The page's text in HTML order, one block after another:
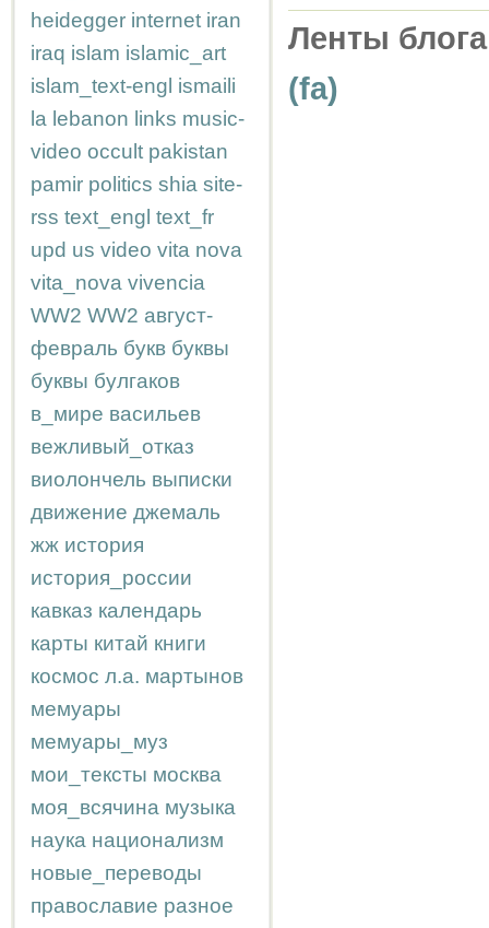
heidegger internet iran
iraq islam islamic_art
islam_text-engl ismaili
la lebanon links music-
video occult pakistan
pamir politics shia site-
rss text_engl text_fr
upd us video vita nova
vita_nova vivencia
WW2 WW2 август-
февраль букв буквы
буквы булгаков
в_мире васильев
вежливый_отказ
виолончель выписки
движение джемаль
жж история
история_россии
кавказ календарь
карты китай книги
космос л.а. мартынов
мемуары
мемуары_муз
мои_тексты москва
моя_всячина музыка
наука национализм
новые_переводы
православие разное
Ленты
(fa)